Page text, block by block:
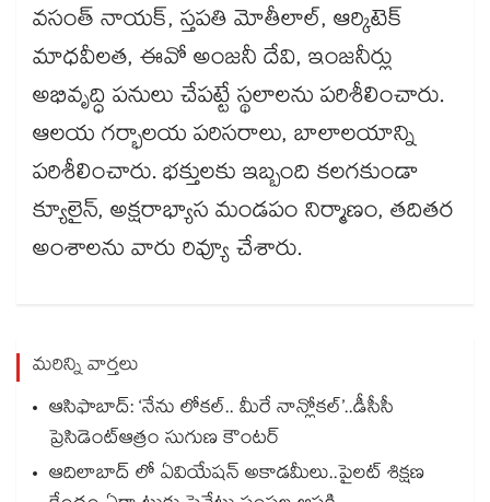
వసంత్ నాయక్, స్తపతి మోతీలాల్, ఆర్కిటెక్​
మాధవీలత, ఈవో అంజనీ దేవి, ఇంజనీర్లు
అభివృద్ధి పనులు చేపట్టే స్థలాలను పరిశీలించారు.
ఆలయ గర్భాలయ పరిసరాలు, బాలాలయాన్ని
పరిశీలించారు. భక్తులకు ఇబ్బంది కలగకుండా
క్యూలైన్, అక్షరాభ్యాస మండపం నిర్మాణం, తదితర
అంశాలను వారు రివ్యూ చేశారు.
మరిన్ని వార్తలు
ఆసిఫాబాద్: ‘నేను లోకల్.. మీరే నాన్లోకల్’..డీసీసీ
ప్రెసిడెంట్ఆత్రం సుగుణ కౌంటర్
ఆదిలాబాద్ లో ఏవియేషన్ అకాడమీలు..పైలట్ శిక్షణ